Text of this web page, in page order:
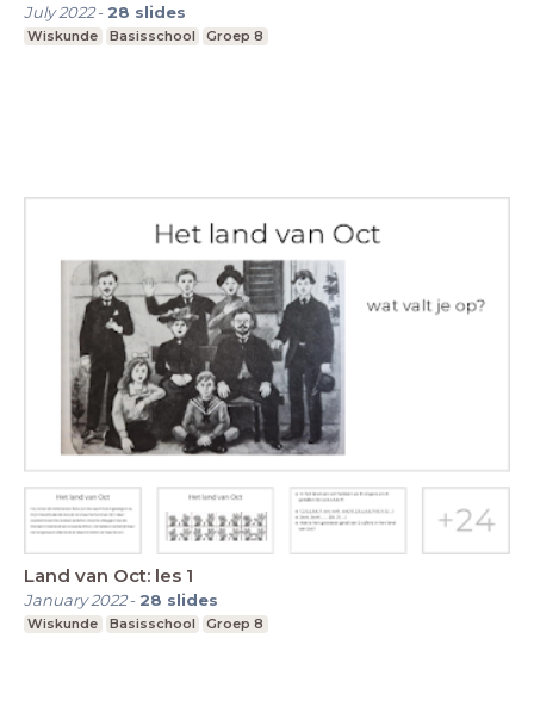
July 2022- 28 slides
Wiskunde Basisschool Groep 8
Land van Oct: les 1
January 2022- 28 slides
Wiskunde Basisschool Groep 8